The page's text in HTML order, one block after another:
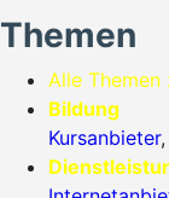
Themen
Alle Themen
Bildung
Kursanbieter,